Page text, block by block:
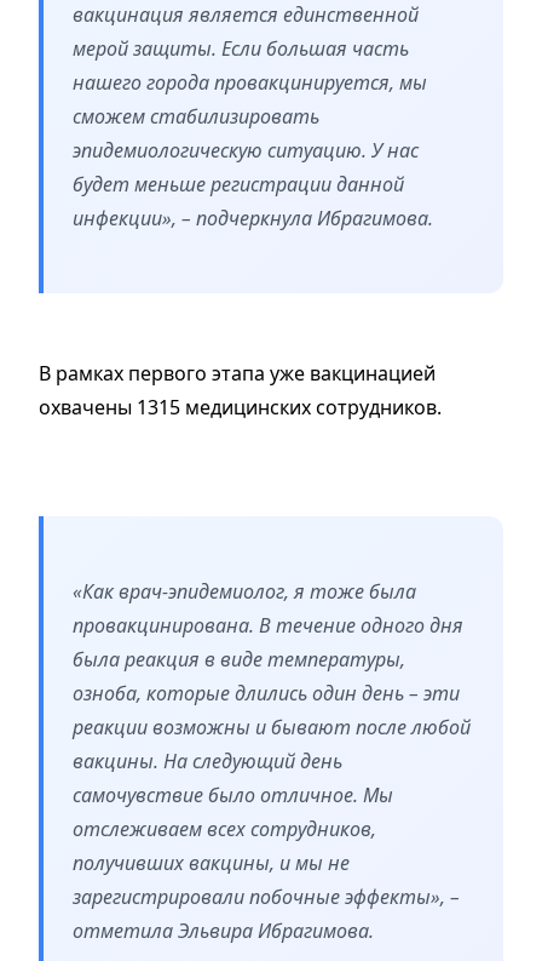
вакцинация является единственной
мерой защиты. Если большая часть
нашего города провакцинируется, мы
сможем стабилизировать
эпидемиологическую ситуацию. У нас
будет меньше регистрации данной
инфекции», – подчеркнула Ибрагимова.
В рамках первого этапа уже вакцинацией
охвачены 1315 медицинских сотрудников.
«Как врач-эпидемиолог, я тоже была
провакцинирована. В течение одного дня
была реакция в виде температуры,
озноба, которые длились один день – эти
реакции возможны и бывают после любой
вакцины. На следующий день
самочувствие было отличное. Мы
отслеживаем всех сотрудников,
получивших вакцины, и мы не
зарегистрировали побочные эффекты», –
отметила Эльвира Ибрагимова.